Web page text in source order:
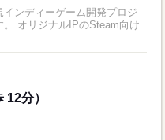
ンディーゲーム開発プロジ
オリジナルIPのSteam向け
分）